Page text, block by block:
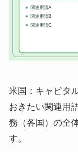
米国：キャピタ
おきたい関連用
務（各国）の全
す。